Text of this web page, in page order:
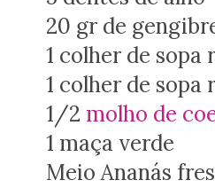
20 gr de
1 colher de
1 colher de sopa
1/2 molho de
1 maça verde
Meio Ananás